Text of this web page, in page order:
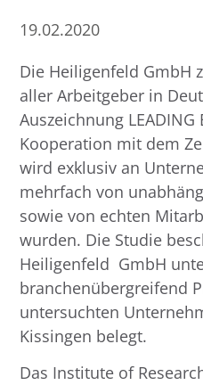
19.02.2020
Die Heiligenfeld GmbH
aller Arbeitgeber in
Auszeichnung LEADING
Kooperation mit dem
wird exklusiv an
mehrfach von
sowie von echten
wurden. Die Studie
Heiligenfeld GmbH
branchenübergreifend
untersuchten
Kissingen belegt.
Das Institute of